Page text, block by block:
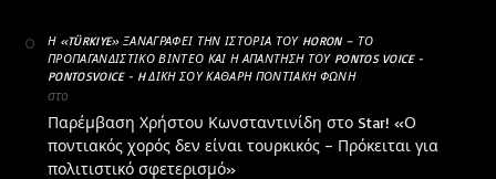
Η «TÜRKIYE» ΞΑΝΑΓΡΆΦΕΙ ΤΗΝ ΙΣΤΟΡΊΑ ΤΟΥ HORON – ΤΟ
ΠΡΟΠΑΓΑΝΔΙΣΤΙΚΌ ΒΊΝΤΕΟ ΚΑΙ Η ΑΠΆΝΤΗΣΗ ΤΟΥ PONTOS VOICE -
PONTOSVOICE - H ΔΙΚΉ ΣΟΥ ΚΑΘΑΡΗ ΠΟΝΤΙΑΚΉ ΦΩΝΉ
στο
Παρέμβαση Χρήστου Κωνσταντινίδη στο Star! «Ο
ποντιακός χορός δεν είναι τουρκικός – Πρόκειται για
πολιτιστικό σφετερισμό»